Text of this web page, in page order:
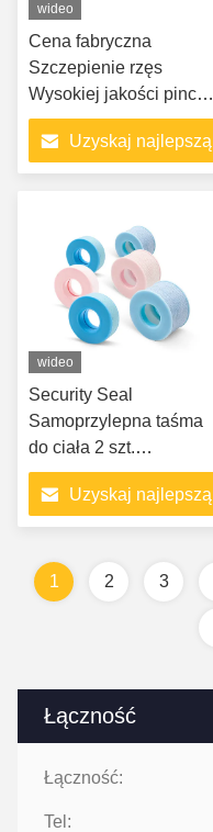
Łączność
Łączność:
Tel:
wideo
Cena fabryczna
Szczepienie rzęs
Wysokiej jakości pinceta
ze stali nierdzewnej
Zaakceptowano OEM
Uzyskaj najlepszą
wideo
Security Seal
Samoprzylepna taśma
do ciała 2 szt.
Opakowanie Przyjazny
dla skóry żel silikonowy
Materiał Przedłużanie
Uzyskaj najlepszą
1 2 3